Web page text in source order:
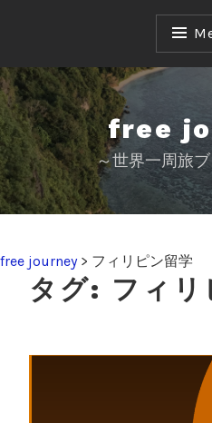
p
t
o
c
o
n
t
t
free
～世界一周旅
free journey> フィリピン留学
タグ: フィリ